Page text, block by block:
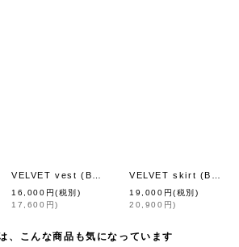
London]
fig London]
16,000 円(税別)
17,600 円)
19,000 円(税別)
20,900 円)
、こんな商品も気になっています